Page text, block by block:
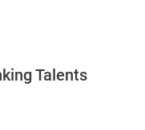
Talents